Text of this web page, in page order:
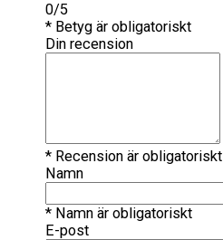
0/5
* Betyg är obligatoriskt
Din recension
* Recension är obligatoriskt
Namn
* Namn är obligatoriskt
E-post